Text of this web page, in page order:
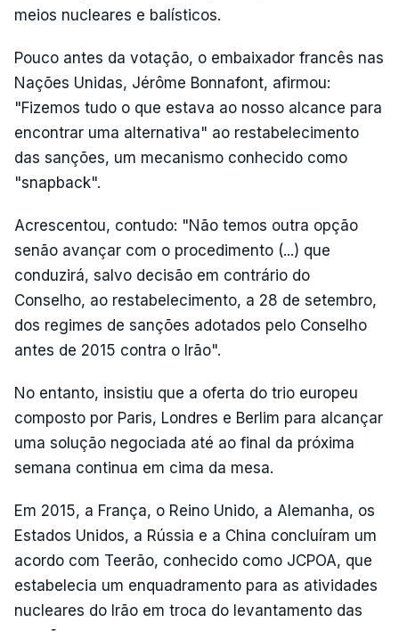
meios nucleares e balísticos.
Pouco antes da votação, o embaixador francês nas
Nações Unidas, Jérôme Bonnafont, afirmou:
"Fizemos tudo o que estava ao nosso alcance para
encontrar uma alternativa" ao restabelecimento
das sanções, um mecanismo conhecido como
"snapback".
Acrescentou, contudo: "Não temos outra opção
senão avançar com o procedimento (...) que
conduzirá, salvo decisão em contrário do
Conselho, ao restabelecimento, a 28 de setembro,
dos regimes de sanções adotados pelo Conselho
antes de 2015 contra o Irão".
No entanto, insistiu que a oferta do trio europeu
composto por Paris, Londres e Berlim para alcançar
uma solução negociada até ao final da próxima
semana continua em cima da mesa.
Em 2015, a França, o Reino Unido, a Alemanha, os
Estados Unidos, a Rússia e a China concluíram um
acordo com Teerão, conhecido como JCPOA, que
estabelecia um enquadramento para as atividades
nucleares do Irão em troca do levantamento das